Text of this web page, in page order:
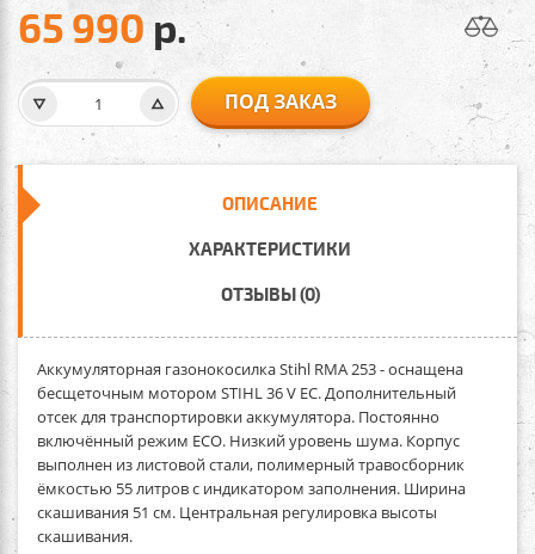
65 990 р.
ПОД ЗАКАЗ
ОПИСАНИЕ
ХАРАКТЕРИСТИКИ
ОТЗЫВЫ (0)
Аккумуляторная газонокосилка Stihl RMA 253- оснащена
бесщеточным мотором STIHL 36 V EC. Дополнительный
отсек для транспортировки аккумулятора. Постоянно
включённый режим ECO. Низкий уровень шума. Корпус
выполнен из листовой стали, полимерный травосборник
ёмкостью 55 литров с индикатором заполнения. Ширина
скашивания 51 см. Центральная регулировка высоты
скашивания.